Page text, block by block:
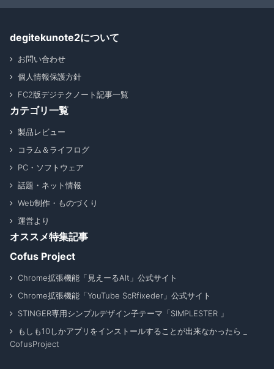
degitekunote2について
お問い合わせ
個人情報保護方針
FC2版デジテクノート記事一覧
カテゴリ一覧
製品レビュー
コラム＆ライフログ
PC・ソフトウェア
話題・ネット情報
Web制作・ものづくり
運営より
オススメ特集記事
Cofus Project
Chrome拡張機能「見えーるAlt」公式サイト
Chrome拡張機能「YouTube ScRfixeder」公式サイト
STINGER専用シンプルデザイン子テーマ「SIMPLESTER 」
もしも10しかアプリをインストールすることが出来なかったら _
CofusProject